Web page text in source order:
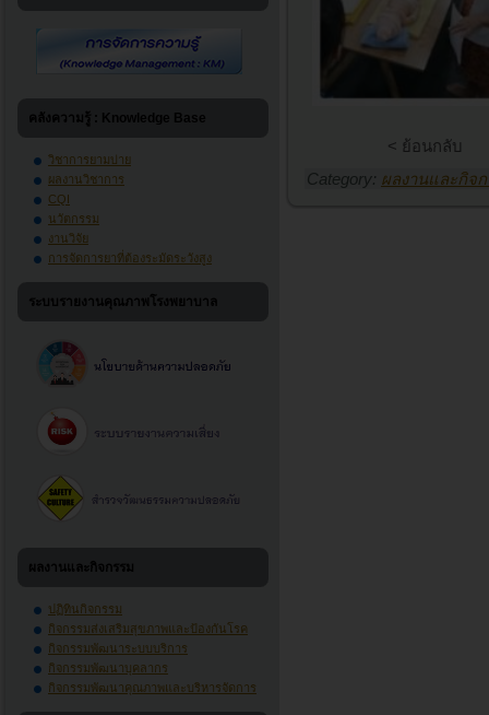
คลังความรู้ : Knowledge Base
วิชาการยามบ่าย
ผลงานวิชาการ
CQI
นวัตกรรม
งานวิจัย
การจัดการยาที่ต้องระมัดระวังสูง
ระบบรายงานคุณภาพโรงพยาบาล
ผลงานและกิจกรรม
ปฏิทินกิจกรรม
กิจกรรมส่งเสริมสุขภาพและป้องกันโรค
กิจกรรมพัฒนาระบบบริการ
กิจกรรมพัฒนาบุคลากร
กิจกรรมพัฒนาคุณภาพและบริหารจัดการ
< ย้อนกลับ
Category: ผลงานและกิจ